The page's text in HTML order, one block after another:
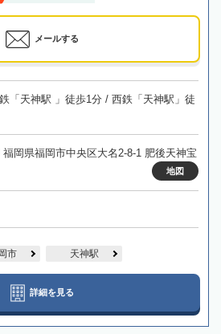
メールする
「天神駅 」徒歩1分 / 西鉄「天神駅」徒
福岡県福岡市中央区大名2-8-1 肥後天神宝
地図
市 天神駅
詳細を見る